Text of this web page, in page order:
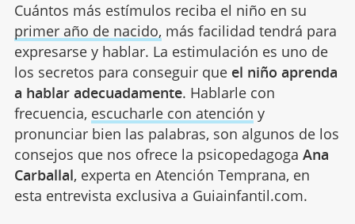
Cuántos más estímulos reciba el niño en su
primer año de nacido, más facilidad tendrá para
expresarse y hablar. La estimulación es uno de
los secretos para conseguir que el niño aprenda
a hablar adecuadamente. Hablarle con
frecuencia, escucharle con atención y
pronunciar bien las palabras, son algunos de los
consejos que nos ofrece la psicopedagoga Ana
Carballal, experta en Atención Temprana, en
esta entrevista exclusiva a Guiainfantil.com.